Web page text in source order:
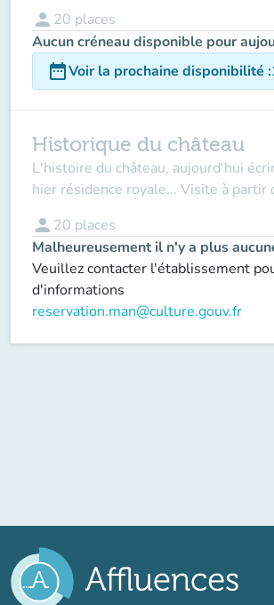
person 20 places
Aucun créneau disponible pour
date_rangeVoir la prochaine disponibilité :
Historique du château
L'histoire du château, aujourd'hui
hier résidence royale... Visite à partir
person 20 places
Malheureusement il n'y a plus
Veuillez contacter l'établissement
d'informations
reservation.man@culture.gouv.fr